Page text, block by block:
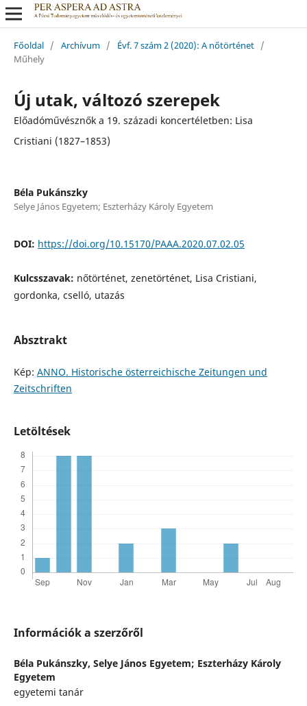
Főoldal / Archívum / Évf. 7 szám 2 (2020): A nőtörténet /
Műhely
Új utak, változó szerepek
Előadóművésznők a 19. századi koncertéletben: Lisa
Cristiani (1827–1853)
Béla Pukánszky
Selye János Egyetem; Eszterházy Károly Egyetem
DOI: https://doi.org/10.15170/PAAA.2020.07.02.05
Kulcsszavak: nőtörténet, zenetörténet, Lisa Cristiani,
gordonka, cselló, utazás
Absztrakt
Kép: ANNO. Historische österreichische Zeitungen und
Zeitschriften
Letöltések
Információk a szerzőről
Béla Pukánszky, Selye János Egyetem; Eszterházy Károly
Egyetem
egyetemi tanár